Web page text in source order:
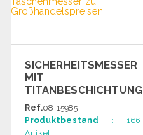
SICHERHEITSMESSER
MIT
TITANBESCHICHTUNG
420 EDELSTAHL ZU
GROSSHANDELSPREISEN
Ref.08-15985
Produktbestand : 166
Artikel